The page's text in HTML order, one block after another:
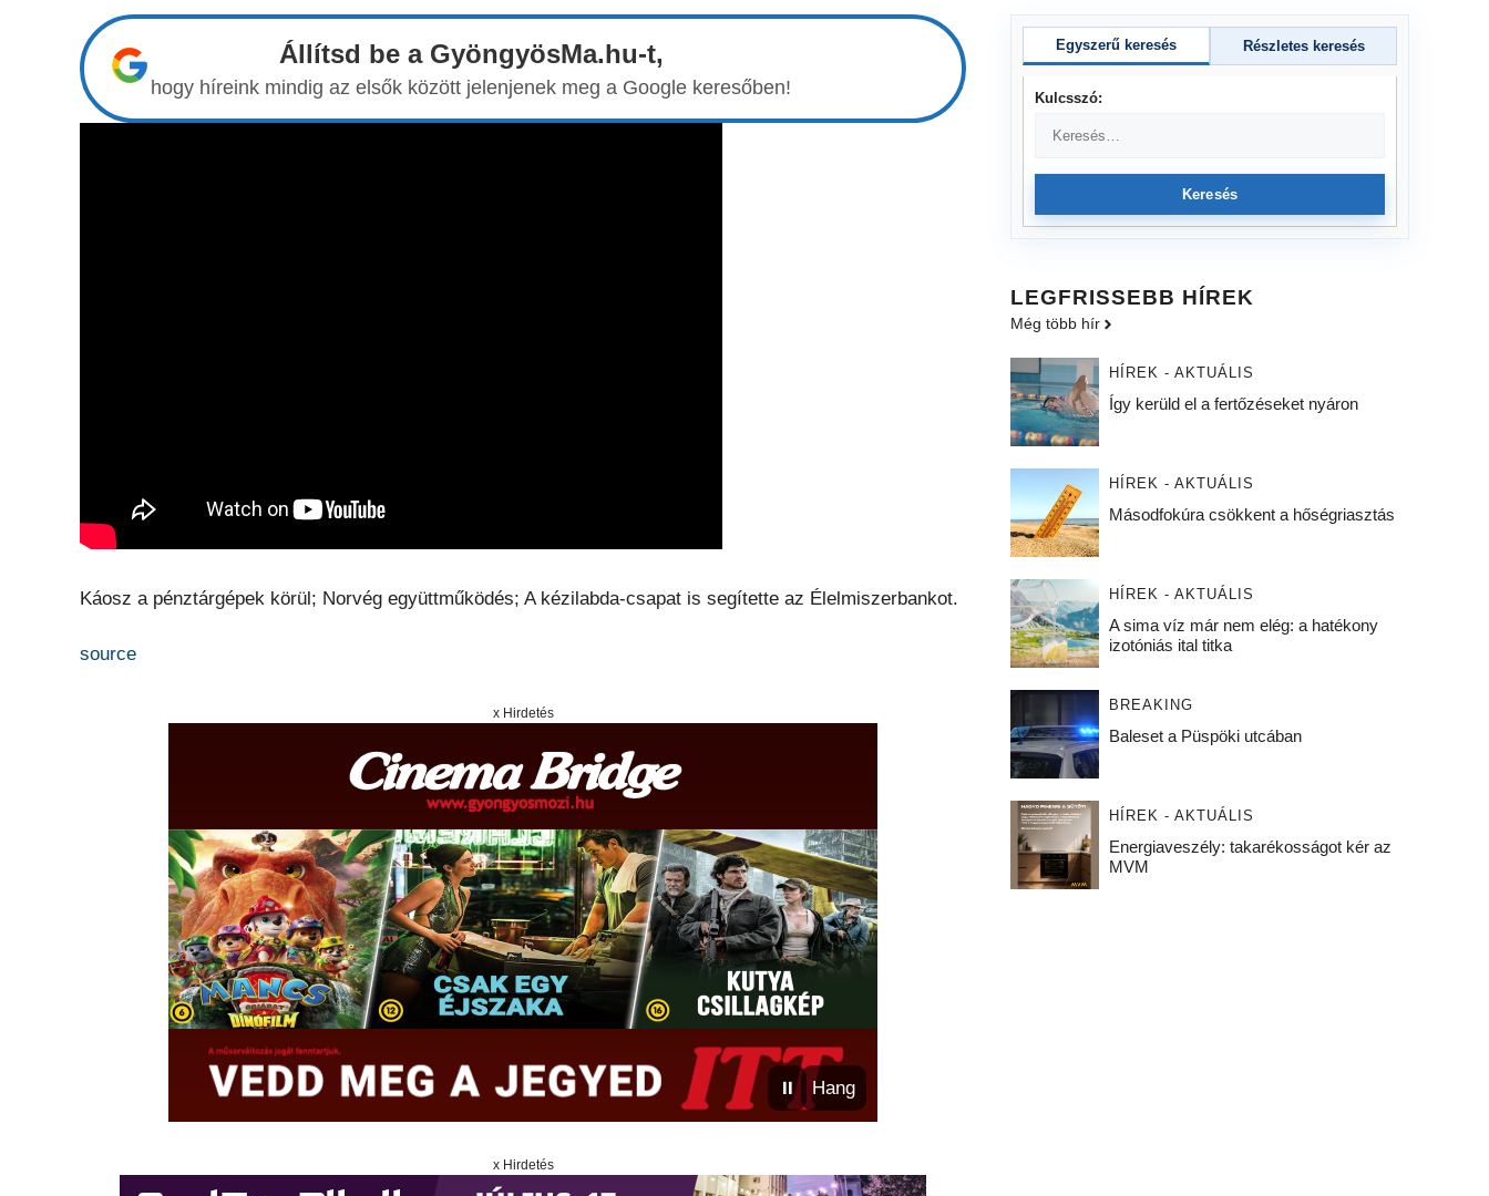
Állítsd be a GyöngyösMa.hu-t,
hogy híreink mindig az elsők között jelenjenek meg a Google keresőben!
Káosz a pénztárgépek körül; Norvég együttműködés; A kézilabda-csapat is segítette az Élelmiszerbankot.
source
x Hirdetés
⏸ Hang
x Hirdetés
Egyszerű keresés Részletes keresés
Kulcsszó:
Keresés
LEGFRISSEBB HÍREK
Még több hír
HÍREK - AKTUÁLIS
Így kerüld el a fertőzéseket nyáron
HÍREK - AKTUÁLIS
Másodfokúra csökkent a hőségriasztás
HÍREK - AKTUÁLIS
A sima víz már nem elég: a hatékony
izotóniás ital titka
BREAKING
Baleset a Püspöki utcában
HÍREK - AKTUÁLIS
Energiaveszély: takarékosságot kér az
MVM